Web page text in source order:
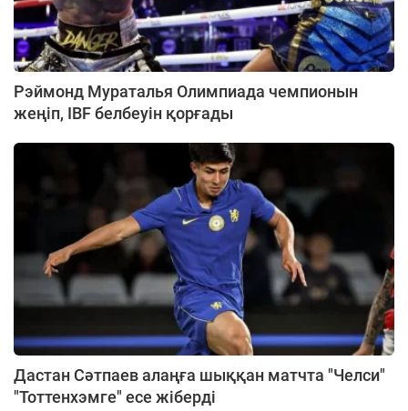
Рэймонд Мураталья Олимпиада чемпионын
жеңіп, IBF белбеуін қорғады
Дастан Сәтпаев алаңға шыққан матчта "Челси"
"Тоттенхэмге" есе жіберді